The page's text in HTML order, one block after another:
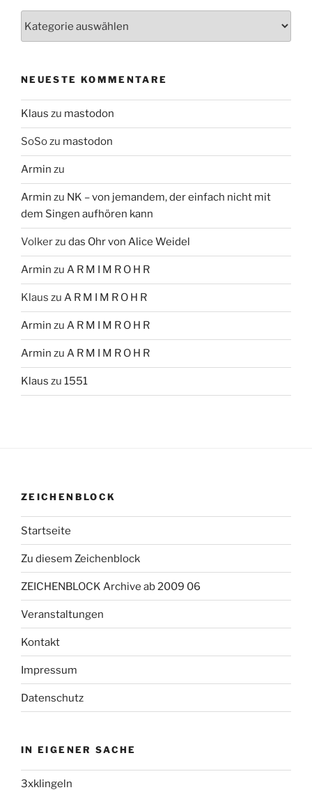
NEUESTE KOMMENTARE
Klaus zu mastodon
SoSozu mastodon
Armin zu
Armin zu NK – von jemandem, der einfach nicht mit
dem Singen aufhören kann
Volkerzu das Ohr von Alice Weidel
Armin zu A R M I M R O H R
Klaus zu A R M I M R O H R
Armin zu A R M I M R O H R
Armin zu A R M I M R O H R
Klaus zu 1551
ZEICHENBLOCK
Startseite
Zu diesem Zeichenblock
ZEICHENBLOCK Archive ab 2009 06
Veranstaltungen
Kontakt
Impressum
Datenschutz
IN EIGENER SACHE
3xklingeln